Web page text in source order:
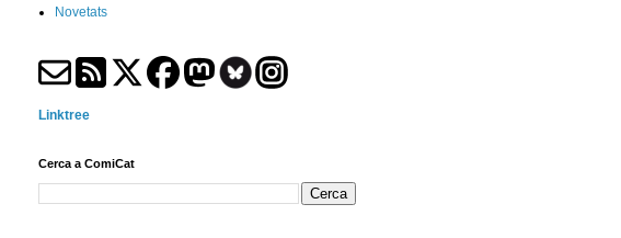
Novetats
Linktree
Cerca a ComiCat